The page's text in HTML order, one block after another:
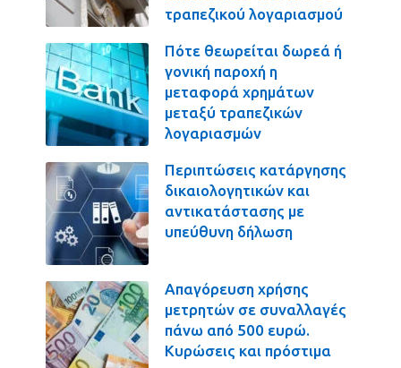
τραπεζικού λογαριασμού
Πότε θεωρείται δωρεά ή
γονική παροχή η
μεταφορά χρημάτων
μεταξύ τραπεζικών
λογαριασμών
Περιπτώσεις κατάργησης
δικαιολογητικών και
αντικατάστασης με
υπεύθυνη δήλωση
Απαγόρευση χρήσης
μετρητών σε συναλλαγές
πάνω από 500 ευρώ.
Κυρώσεις και πρόστιμα